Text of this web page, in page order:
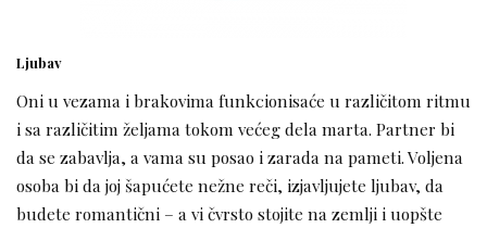
Ljubav
Oni u vezama i brakovima funkcionisaće u različitom ritmu
i sa različitim željama tokom većeg dela marta. Partner bi
da se zabavlja, a vama su posao i zarada na pameti. Voljena
osoba bi da joj šapućete nežne reči, izjavljujete ljubav, da
budete romantični – a vi čvrsto stojite na zemlji i uopšte